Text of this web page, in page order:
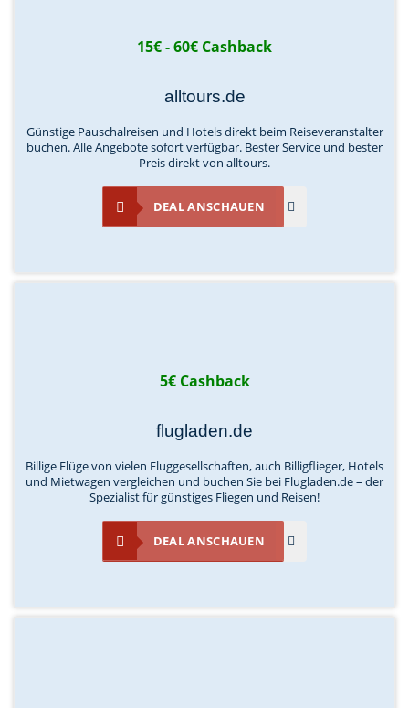
15€ - 60€ Cashback
alltours.de
Günstige Pauschalreisen und Hotels direkt beim Reiseveranstalter
buchen. Alle Angebote sofort verfügbar. Bester Service und bester
Preis direkt von alltours.
DEAL ANSCHAUEN
5€ Cashback
flugladen.de
Billige Flüge von vielen Fluggesellschaften, auch Billigflieger, Hotels
und Mietwagen vergleichen und buchen Sie bei Flugladen.de – der
Spezialist für günstiges Fliegen und Reisen!
DEAL ANSCHAUEN